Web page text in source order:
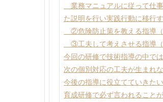
業務マニュアルに従って仕
た説明を行い実践行動に移行す
②危険防止策を教える指導（
③工夫して考えさせる指導（
今回の研修で技術指導の中で
次の個別対応の工夫が生まれ
今後の指導に役立てていきた
育成研修で必ず言われること